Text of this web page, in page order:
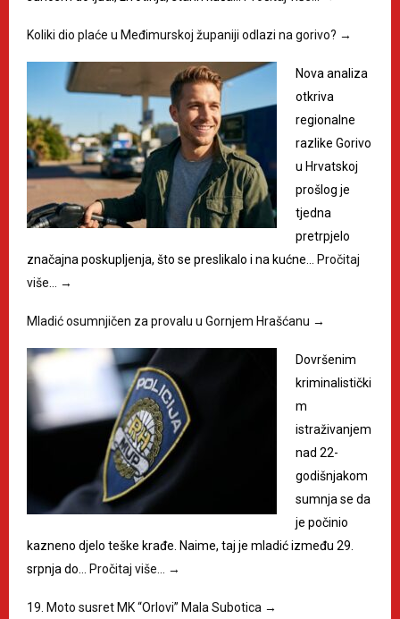
Koliki dio plaće u Međimurskoj županiji odlazi na gorivo? →
Nova analiza
otkriva
regionalne
razlike Gorivo
u Hrvatskoj
prošlog je
tjedna
pretrpjelo
značajna poskupljenja, što se preslikalo i na kućne…
Pročitaj
više…
→
Mladić osumnjičen za provalu u Gornjem Hrašćanu →
Dovršenim
kriminalistički
m
istraživanjem
nad 22-
godišnjakom
sumnja se da
je počinio
kazneno djelo teške krađe. Naime, taj je mladić između 29.
srpnja do…
Pročitaj više… →
19. Moto susret MK “Orlovi” Mala Subotica →